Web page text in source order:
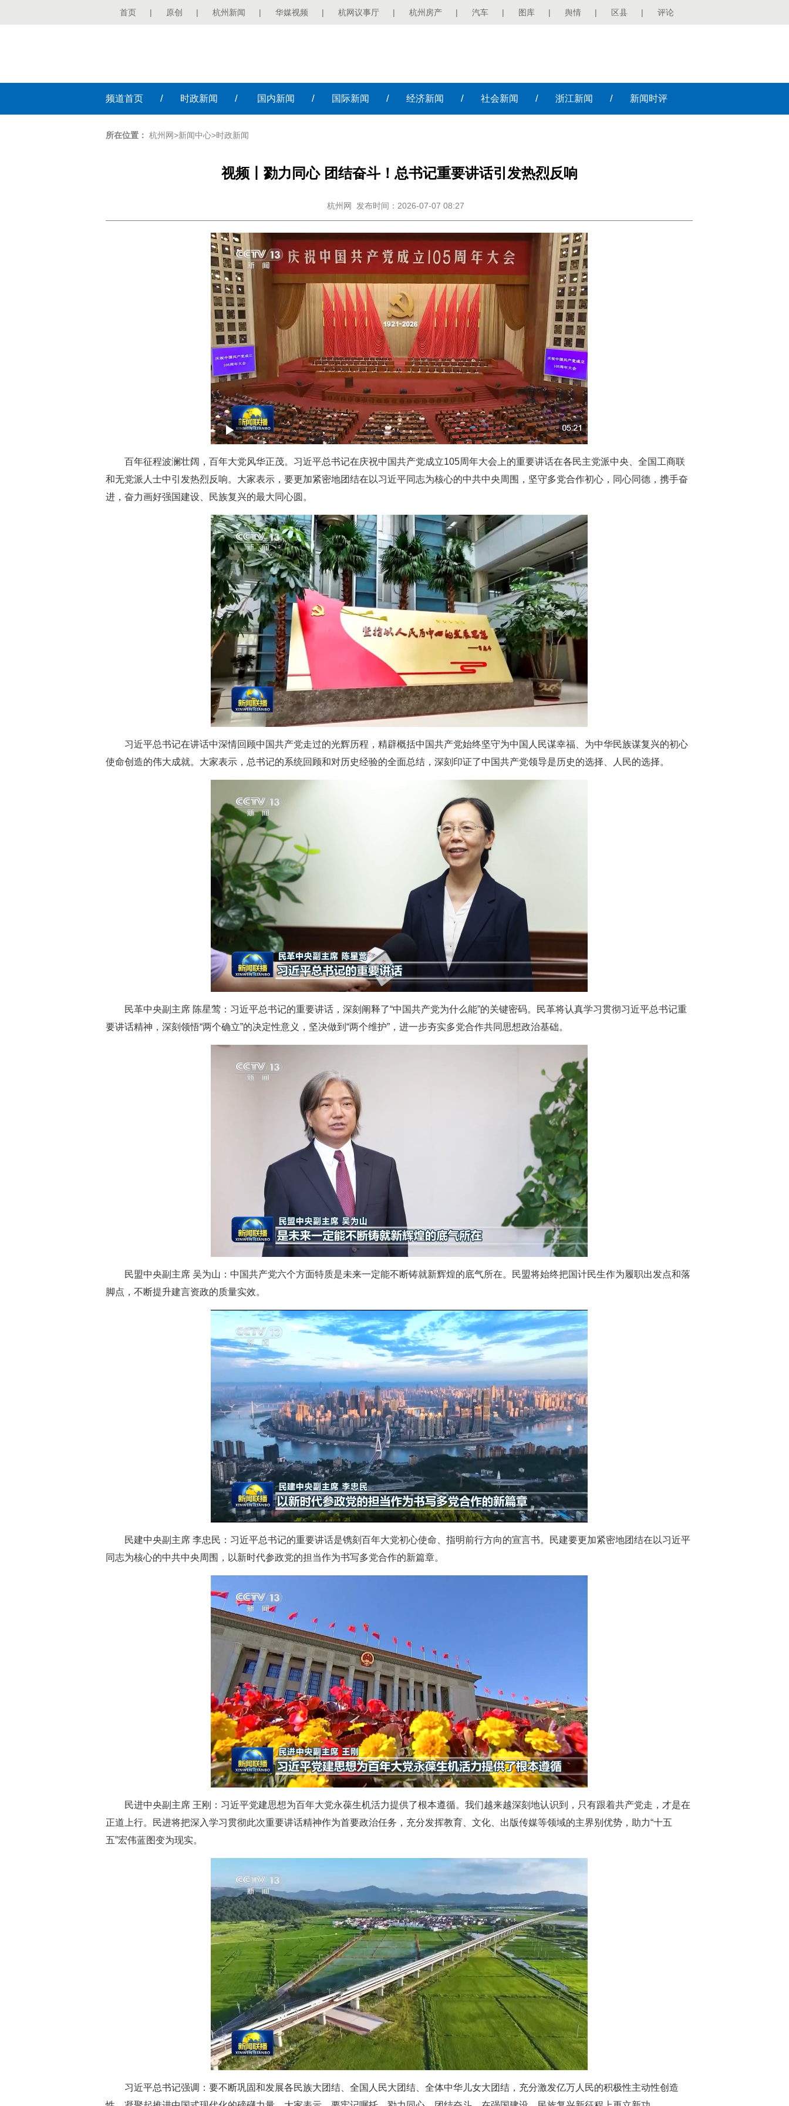
首页 | 原创 | 杭州新闻 | 华媒视频 | 杭网议事厅 | 杭州房产 | 汽车 | 图库 | 舆情 | 区县 | 评论
频道首页 / 时政新闻 / 国内新闻 / 国际新闻 / 经济新闻 / 社会新闻 / 浙江新闻 / 新闻时评
所在位置： 杭州网>新闻中心>时政新闻
视频丨勠力同心 团结奋斗！总书记重要讲话引发热烈反响
杭州网 发布时间：2026-07-07 08:27
百年征程波澜壮阔，百年大党风华正茂。习近平总书记在庆祝中国共产党成立105周年大会上的重要讲话在各民主党派中央、全国工商联
和无党派人士中引发热烈反响。大家表示，要更加紧密地团结在以习近平同志为核心的中共中央周围，坚守多党合作初心，同心同德，携手奋
进，奋力画好强国建设、民族复兴的最大同心圆。
习近平总书记在讲话中深情回顾中国共产党走过的光辉历程，精辟概括中国共产党始终坚守为中国人民谋幸福、为中华民族谋复兴的初心
使命创造的伟大成就。大家表示，总书记的系统回顾和对历史经验的全面总结，深刻印证了中国共产党领导是历史的选择、人民的选择。
民革中央副主席 陈星莺：习近平总书记的重要讲话，深刻阐释了“中国共产党为什么能”的关键密码。民革将认真学习贯彻习近平总书记重
要讲话精神，深刻领悟“两个确立”的决定性意义，坚决做到“两个维护”，进一步夯实多党合作共同思想政治基础。
民盟中央副主席 吴为山：中国共产党六个方面特质是未来一定能不断铸就新辉煌的底气所在。民盟将始终把国计民生作为履职出发点和落
脚点，不断提升建言资政的质量实效。
民建中央副主席 李忠民：习近平总书记的重要讲话是镌刻百年大党初心使命、指明前行方向的宣言书。民建要更加紧密地团结在以习近平
同志为核心的中共中央周围，以新时代参政党的担当作为书写多党合作的新篇章。
民进中央副主席 王刚：习近平党建思想为百年大党永葆生机活力提供了根本遵循。我们越来越深刻地认识到，只有跟着共产党走，才是在
正道上行。民进将把深入学习贯彻此次重要讲话精神作为首要政治任务，充分发挥教育、文化、出版传媒等领域的主界别优势，助力“十五
五”宏伟蓝图变为现实。
习近平总书记强调：要不断巩固和发展各民族大团结、全国人民大团结、全体中华儿女大团结，充分激发亿万人民的积极性主动性创造